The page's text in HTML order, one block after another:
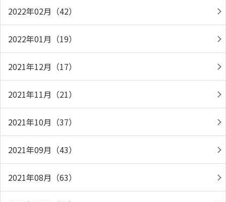
2022年02月（42）
2022年01月（19）
2021年12月（17）
2021年11月（21）
2021年10月（37）
2021年09月（43）
2021年08月（63）